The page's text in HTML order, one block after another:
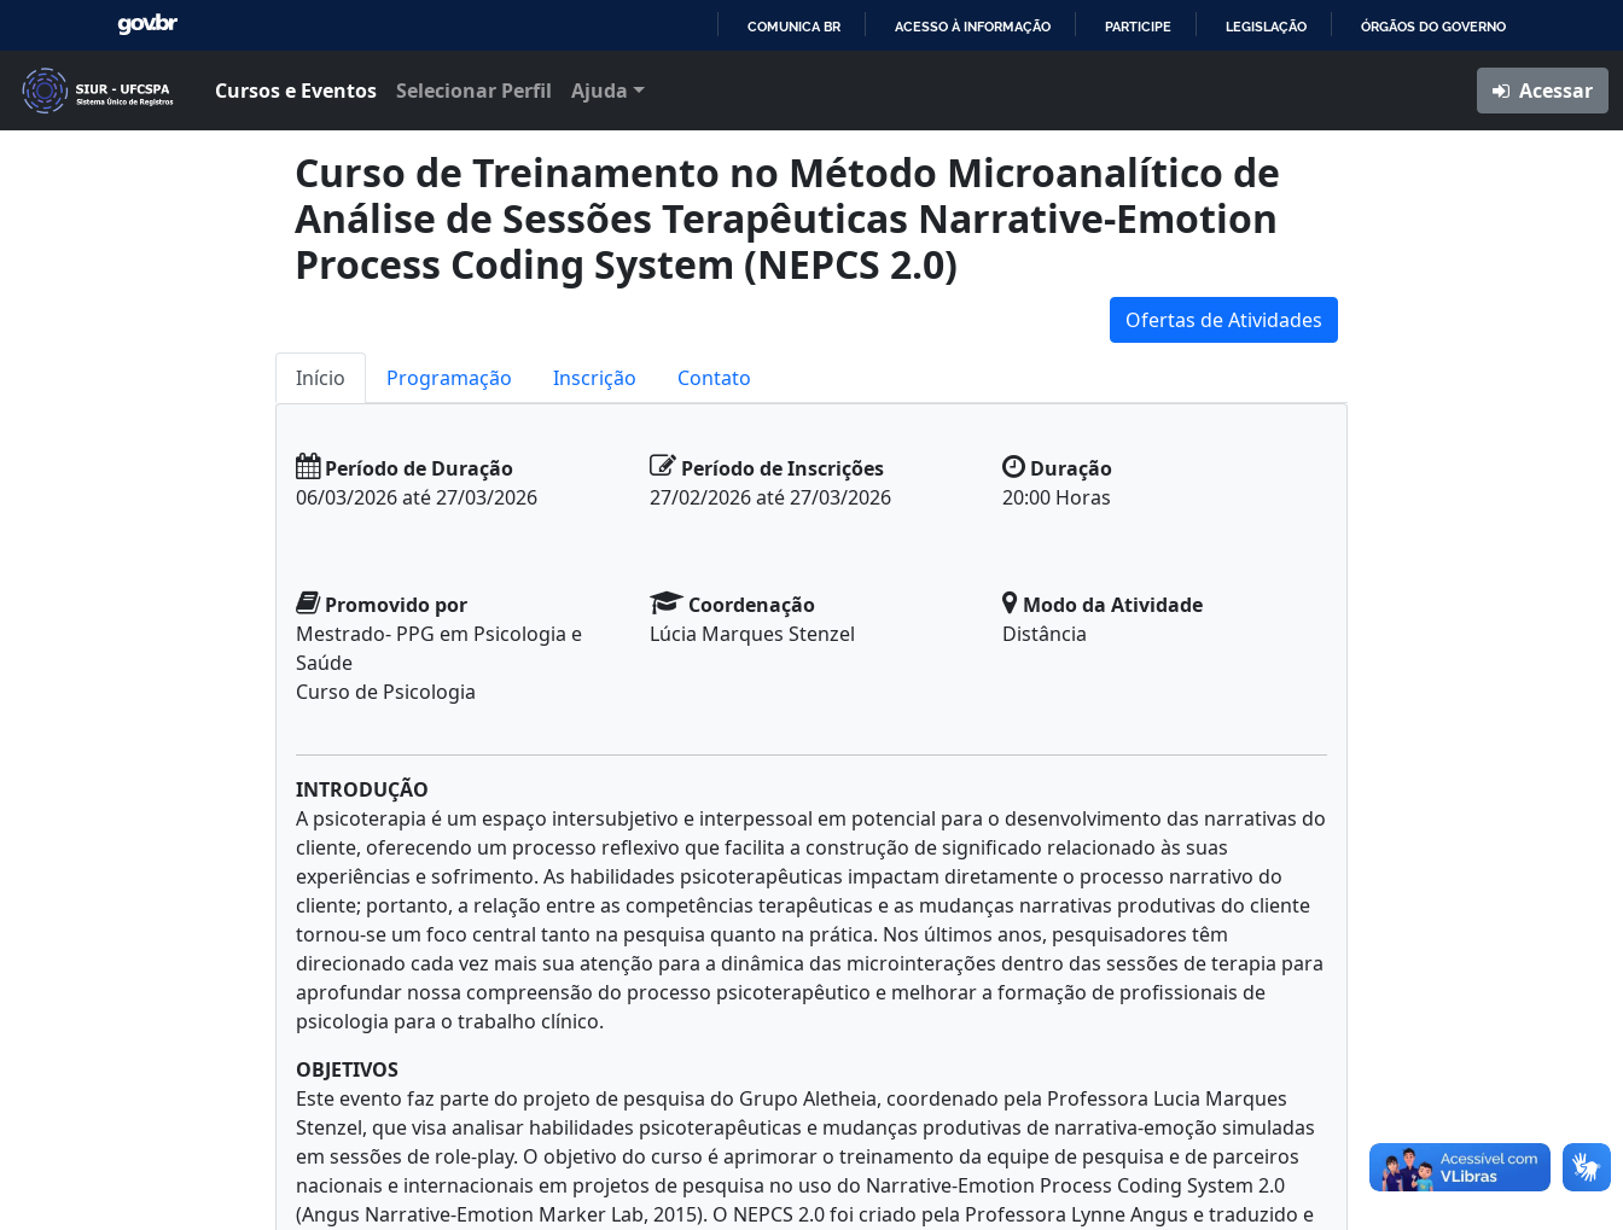
COMUNICA BR ACESSO À INFORMAÇÃO PARTICIPE LEGISLAÇÃO ÓRGÃOS DO GOVERNO
Cursos e Eventos Selecionar Perfil Ajuda Acessar
Curso de Treinamento no Método Microanalítico de
Análise de Sessões Terapêuticas Narrative-Emotion
Process Coding System (NEPCS 2.0)
Ofertas de Atividades
Início Programação Inscrição Contato
Período de Duração
06/03/2026 até 27/03/2026
Período de Inscrições
27/02/2026 até 27/03/2026
Duração
20:00 Horas
Promovido por
Mestrado- PPG em Psicologia e
Saúde
Curso de Psicologia
Coordenação
Lúcia Marques Stenzel
Modo da Atividade
Distância
INTRODUÇÃO
A psicoterapia é um espaço intersubjetivo e interpessoal em potencial para o desenvolvimento das narrativas do
cliente, oferecendo um processo reflexivo que facilita a construção de significado relacionado às suas
experiências e sofrimento. As habilidades psicoterapêuticas impactam diretamente o processo narrativo do
cliente; portanto, a relação entre as competências terapêuticas e as mudanças narrativas produtivas do cliente
tornou-se um foco central tanto na pesquisa quanto na prática. Nos últimos anos, pesquisadores têm
direcionado cada vez mais sua atenção para a dinâmica das microinterações dentro das sessões de terapia para
aprofundar nossa compreensão do processo psicoterapêutico e melhorar a formação de profissionais de
psicologia para o trabalho clínico.
OBJETIVOS
Este evento faz parte do projeto de pesquisa do Grupo Aletheia, coordenado pela Professora Lucia Marques
Stenzel, que visa analisar habilidades psicoterapêuticas e mudanças produtivas de narrativa-emoção simuladas
em sessões de role-play. O objetivo do curso é aprimorar o treinamento da equipe de pesquisa e de parceiros
nacionais e internacionais em projetos de pesquisa no uso do Narrative-Emotion Process Coding System 2.0
(Angus Narrative-Emotion Marker Lab, 2015). O NEPCS 2.0 foi criado pela Professora Lynne Angus e traduzido e